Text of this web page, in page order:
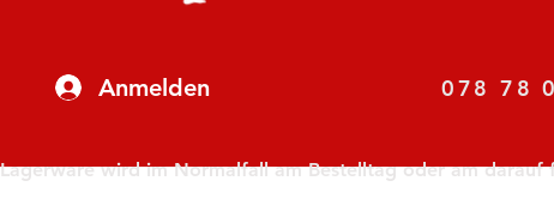
Anmelden
Lagerware wird im Normalfall am Bestelltag oder am darauf